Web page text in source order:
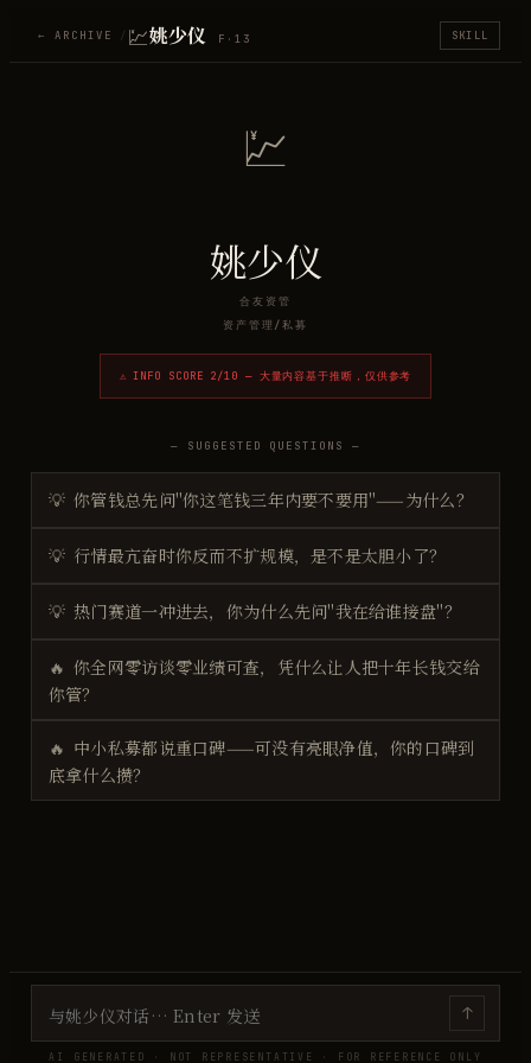
← ARCHIVE / 💹姚少仪 F· 13 SKILL
💹
姚少仪
合友资管
资产管理/私募
⚠ INFO SCORE 2/10 — 大量内容基于推断，仅供参考
— SUGGESTED QUESTIONS —
💡 你管钱总先问"你这笔钱三年内要不要用"——为什么？
💡 行情最亢奋时你反而不扩规模，是不是太胆小了？
💡 热门赛道一冲进去，你为什么先问"我在给谁接盘"？
🔥 你全网零访谈零业绩可查，凭什么让人把十年长钱交给
你管？
🔥 中小私募都说重口碑——可没有亮眼净值，你的口碑到
底拿什么攒？
↑
AI GENERATED · NOT REPRESENTATIVE · FOR REFERENCE ONLY